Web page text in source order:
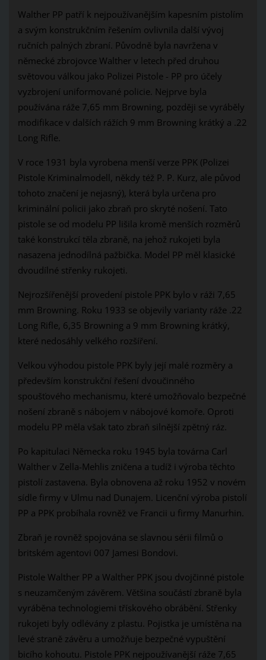
Walther PP patří k nejpoužívanějším kapesním pistolím
a svým konstrukčním řešením ovlivnila další vývoj
ručních palných zbraní. Původně byla navržena v
německé zbrojovce Walther v letech před druhou
světovou válkou jako Polizei Pistole - PP pro účely
vyzbrojení uniformované policie. Nejprve byla
používána ráže 7,65 mm Browning, později se vyráběly
modifikace v dalších rážích 9 mm Browning krátký a .22
Long Rifle.
V roce 1931 byla vyrobena menší verze PPK (Polizei
Pistole Kriminalmodell, někdy též P. P. Kurz, ale původ
tohoto značení je nejasný), která byla určena pro
kriminální policii jako zbraň pro skryté nošení. Tato
pistole se od modelu PP lišila kromě menších rozměrů
také konstrukcí těla zbraně, na jehož rukojeti byla
nasazena jednodílná pažbička. Model PP měl klasické
dvoudílné střenky rukojeti.
Nejrozšířenější provedení pistole PPK bylo v ráži 7,65
mm Browning. Roku 1933 se objevily varianty ráže .22
Long Rifle, 6,35 Browning a 9 mm Browning krátký,
které nedosáhly velkého rozšíření.
Velkou výhodou pistole PPK byly její malé rozměry a
především konstrukční řešení dvoučinného
spoušťového mechanismu, které umožňovalo bezpečné
nošení zbraně s nábojem v nábojové komoře. Oproti
modelu PP měla však tato zbraň silnější zpětný ráz.
Po kapitulaci Německa roku 1945 byla továrna Carl
Walther v Zella-Mehlis zničena a tudíž i výroba těchto
pistolí zastavena. Byla obnovena až roku 1952 v novém
sídle firmy v Ulmu nad Dunajem. Licenční výroba pistolí
PP a PPK probíhala rovněž ve Francii u firmy Manurhin.
Zbraň je rovněž spojována se slavnou sérii filmů o
britském agentovi 007 Jamesi Bondovi.
Pistole Walther PP a Walther PPK jsou dvojčinné pistole
s neuzamčeným závěrem. Většina součástí zbraně byla
vyráběna technologiemi třískového obrábění. Střenky
rukojeti byly odlévány z plastu. Pojistka je umístěna na
levé straně závěru a umožňuje bezpečné vypuštění
bicího kohoutu. Pistole PPK nejpoužívanější ráže 7,65